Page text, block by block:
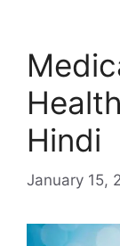
Hindi
January 15,